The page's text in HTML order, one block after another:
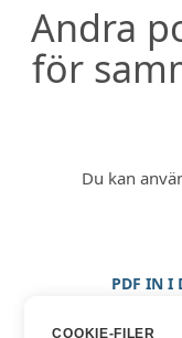
Andra
för
Du kan
PDF IN I
COOKIE-FILER